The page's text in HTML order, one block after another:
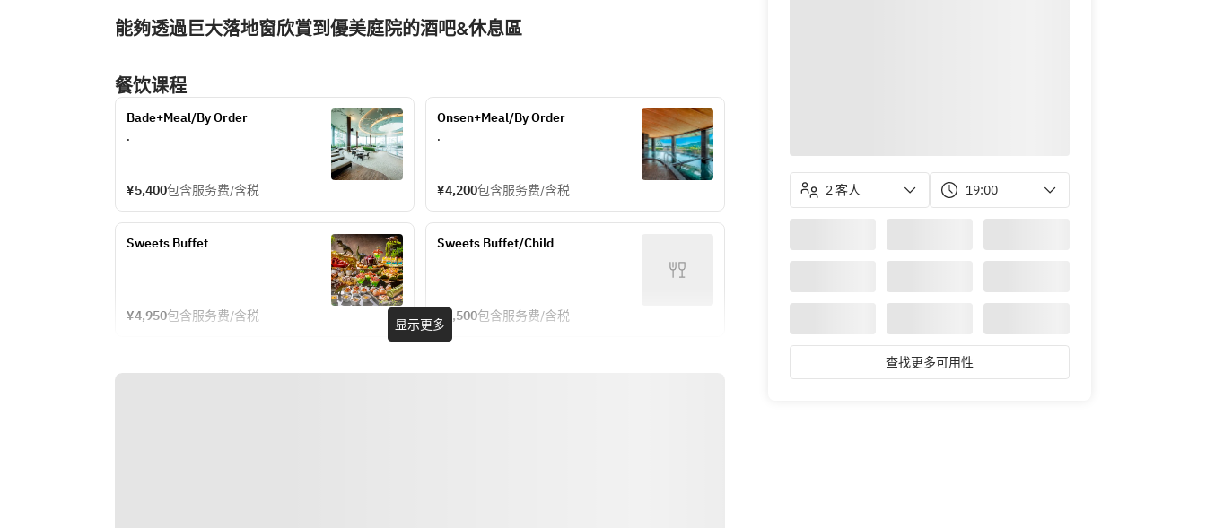
能夠透過巨大落地窗欣賞到優美庭院的酒吧&休息區
餐饮课程
Bade+Meal/By Order
.
¥5,400包含服务费/含税
Onsen+Meal/By Order
.
¥4,200包含服务费/含税
Sweets Buffet
¥4,950包含服务费/含税
Sweets Buffet/Child
¥3,500包含服务费/含税
显示更多
2 客人 19:00
查找更多可用性